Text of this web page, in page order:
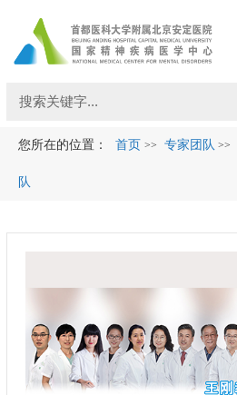
您所在的位置： 首页 >> 专家团队 >>
队